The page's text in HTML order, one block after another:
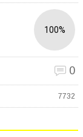
100%
0
7732